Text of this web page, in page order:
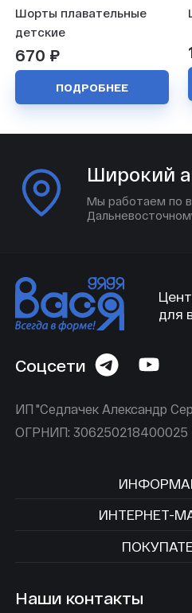
Шорты плавательные
детские
670 ₽
ПОДРОБНЕЕ
Широкий
Мы работаем по
для
ИП "Седлачек Александр
ОГРНИП:
Соцсети
ИНТЕРНЕТ-
Наши контакты